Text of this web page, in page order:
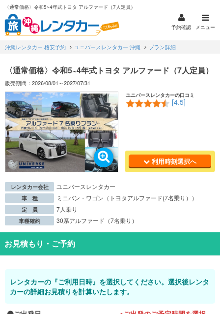
〈通常価格〉令和5~4年式トヨタ アルファード（7人定員）
予約確認 メニュー
沖縄レンタカー 格安予約 ユニバースレンタカー 沖縄 プラン詳細
〈通常価格〉令和5~4年式トヨタ アルファード（7人定員）
販売期間：2026/08/01～2027/07/31
ユニバースレンタカーの口コミ
[4.5]
利用時刻選択へ
レンタカー会社 ユニバースレンタカー
車 種 ミニバン・ワゴン（トヨタアルファード(7名乗り））
定 員 7人乗り
車種確約 30系アルファード（7名乗り）
お見積もり・ご予約
レンタカーの『ご利用日時』を選択してください。選択後レンタ
カーの詳細お見積りを計算いたします。